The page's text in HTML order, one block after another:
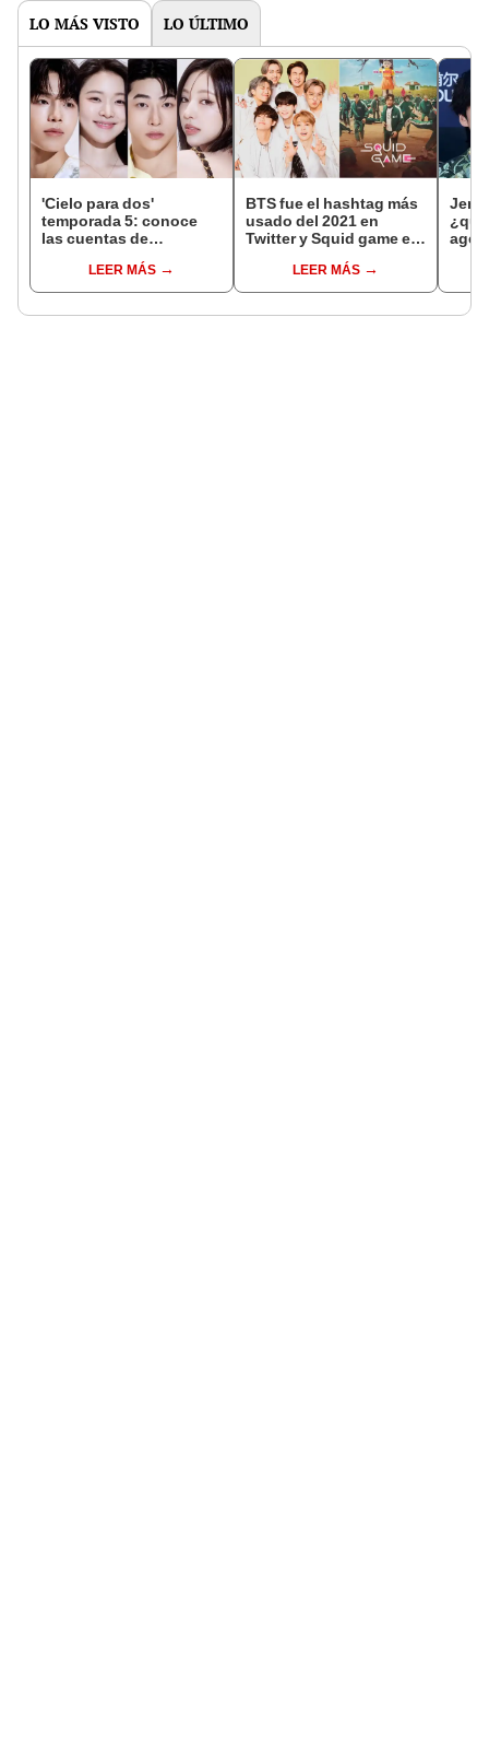
LO MÁS VISTO LO ÚLTIMO
'Cielo para dos'
temporada 5: conoce
las cuentas de
integrantes del reality
coreano
LEER MÁS
BTS fue el hashtag más
usado del 2021 en
Twitter y Squid game es
tuiteadoLEER MÁS